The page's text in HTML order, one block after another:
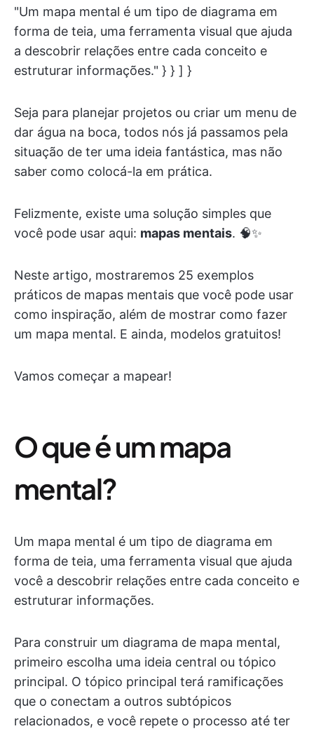
"Um mapa mental é um tipo de diagrama em
forma de teia, uma ferramenta visual que ajuda
a descobrir relações entre cada conceito e
estruturar informações." } } ] }
Seja para planejar projetos ou criar um menu de
dar água na boca, todos nós já passamos pela
situação de ter uma ideia fantástica, mas não
saber como colocá-la em prática.
Felizmente, existe uma solução simples que
você pode usar aqui: mapas mentais. 🧠✨
Neste artigo, mostraremos 25 exemplos
práticos de mapas mentais que você pode usar
como inspiração, além de mostrar como fazer
um mapa mental. E ainda, modelos gratuitos!
Vamos começar a mapear!
O que é um mapa
mental?
Um mapa mental é um tipo de diagrama em
forma de teia, uma ferramenta visual que ajuda
você a descobrir relações entre cada conceito e
estruturar informações.
Para construir um diagrama de mapa mental,
primeiro escolha uma ideia central ou tópico
principal. O tópico principal terá ramificações
que o conectam a outros subtópicos
relacionados, e você repete o processo até ter